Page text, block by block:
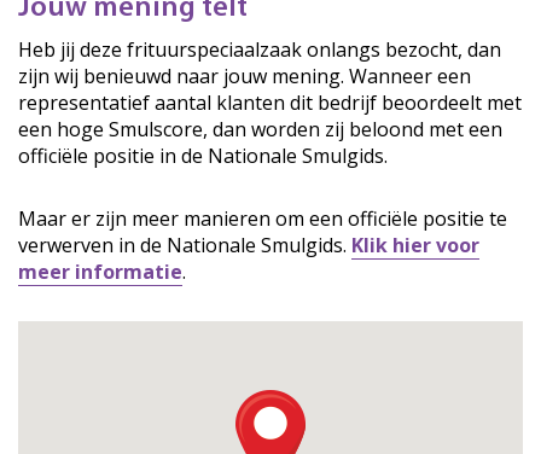
Jouw mening telt
Heb jij deze frituurspeciaalzaak onlangs bezocht, dan
zijn wij benieuwd naar jouw mening. Wanneer een
representatief aantal klanten dit bedrijf beoordeelt met
een hoge Smulscore, dan worden zij beloond met een
officiële positie in de Nationale Smulgids.
Maar er zijn meer manieren om een officiële positie te
verwerven in de Nationale Smulgids. Klik hier voor
meer informatie.